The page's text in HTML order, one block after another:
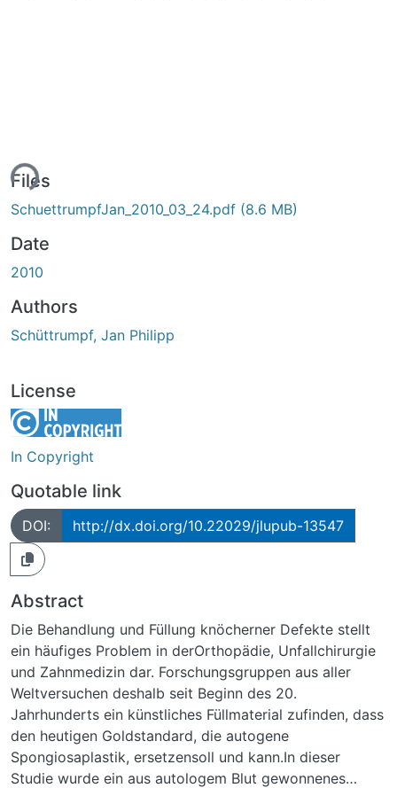
Files
SchuettrumpfJan_2010_03_24.pdf (8.6 MB)
Date
2010
Authors
Schüttrumpf, Jan Philipp
License
In Copyright
Quotable link
DOI: http://dx.doi.org/10.22029/jlupub-13547
Abstract
Die Behandlung und Füllung knöcherner Defekte stellt
ein häufiges Problem in derOrthopädie, Unfallchirurgie
und Zahnmedizin dar. Forschungsgruppen aus aller
Weltversuchen deshalb seit Beginn des 20.
Jahrhunderts ein künstliches Füllmaterial zufinden, dass
den heutigen Goldstandard, die autogene
Spongiosaplastik, ersetzensoll und kann.In dieser
Studie wurde ein aus autologem Blut gewonnenes